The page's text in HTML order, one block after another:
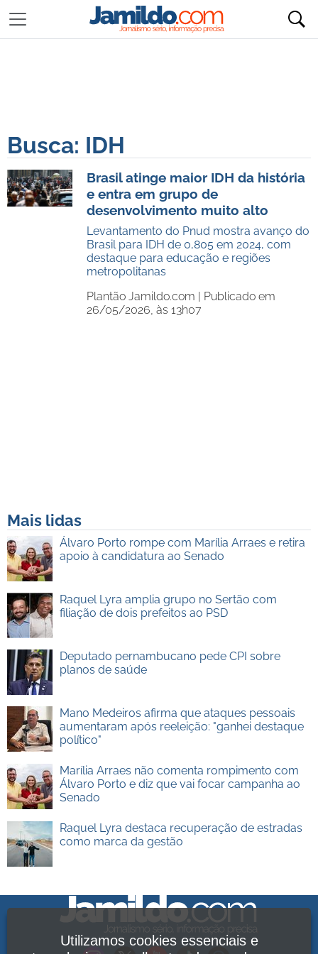
Busca: IDH
Brasil atinge maior IDH da história
e entra em grupo de
desenvolvimento muito alto
Levantamento do Pnud mostra avanço do
Brasil para IDH de 0,805 em 2024, com
destaque para educação e regiões
metropolitanas
Plantão Jamildo.com | Publicado em
26/05/2026, às 13h07
Mais lidas
Álvaro Porto rompe com Marília Arraes e retira
apoio à candidatura ao Senado
Raquel Lyra amplia grupo no Sertão com
filiação de dois prefeitos ao PSD
Deputado pernambucano pede CPI sobre
planos de saúde
Mano Medeiros afirma que ataques pessoais
aumentaram após reeleição: "ganhei destaque
político"
Marília Arraes não comenta rompimento com
Álvaro Porto e diz que vai focar campanha ao
Senado
Raquel Lyra destaca recuperação de estradas
como marca da gestão
Utilizamos cookies essenciais e